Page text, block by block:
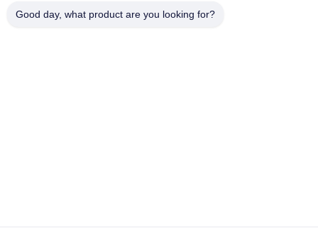
Via Fuyuan 5, Parco Industriale delle Batterie al Litio, Zona
Good day, what product are you looking for?